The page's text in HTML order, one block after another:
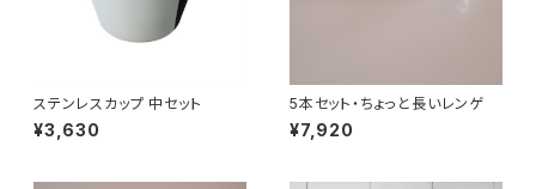
ステンレスカップ 中セット
¥3,630
5本セット・ちょっと長いレンゲ
¥7,920